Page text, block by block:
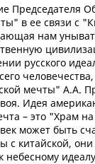
Председателя
в ее связи с
нам
русского
мечты" А.А.
Идея
– это
может быть
китайской, они